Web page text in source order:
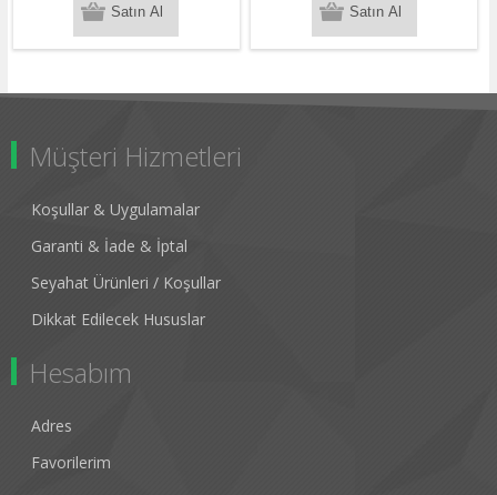
Müşteri Hizmetleri
Koşullar & Uygulamalar
Garanti & İade & İptal
Seyahat Ürünleri / Koşullar
Dikkat Edilecek Hususlar
Hesabım
Adres
Favorilerim